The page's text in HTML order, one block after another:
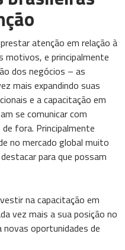
atenção em relação à
motivos, e principalmente
dos negócios – as
mais expandindo suas
e a capacitação em
se comunicar com
fora. Principalmente
no mercado global muito
para que possam
na capacitação em
vez mais a sua posição no
oportunidades de